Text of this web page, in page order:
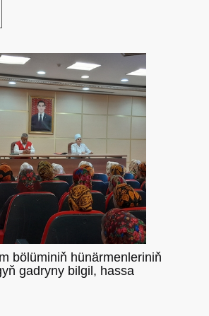
bölüminiň hünärmenleriniň
gadryny bilgil, hassa